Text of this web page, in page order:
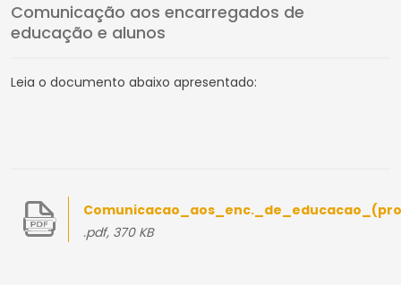
Comunicação aos encarregados de
educação e alunos
Leia o documento abaixo apresentado:
.pdf, 370 KB